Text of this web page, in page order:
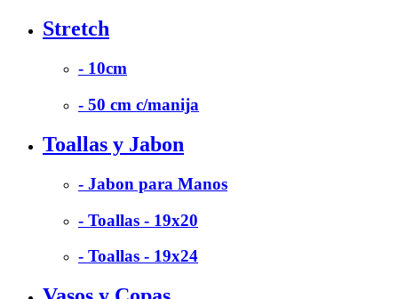
Stretch
- 10cm
- 50 cm c/manija
Toallas y Jabon
- Jabon para Manos
- Toallas - 19x20
- Toallas - 19x24